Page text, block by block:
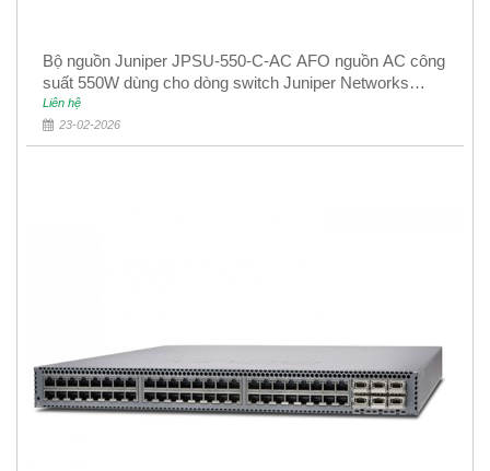
Bộ nguồn Juniper JPSU-550-C-AC AFO nguồn AC công
suất 550W dùng cho dòng switch Juniper Networks
EX4400
Liên hệ
23-02-2026